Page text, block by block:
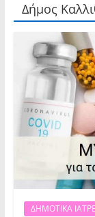
Δήμος
ΔΗΜΟΤΙΚΑ